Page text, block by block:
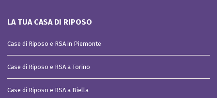
LA TUA CASA DI RIPOSO
Case di Riposo e RSA in Piemonte
Case di Riposo e RSA a Torino
Case di Riposo e RSA a Biella